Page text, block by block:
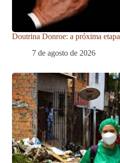
Doutrina Donroe: a próxima etapa
7 de agosto de 2026